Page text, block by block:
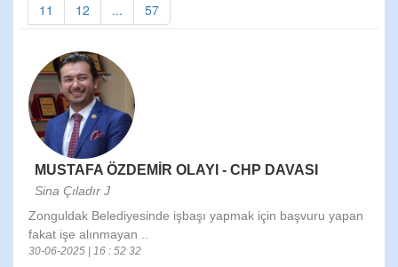
11
12 ... 57
MUSTAFA ÖZDEMİR OLAYI - CHP DAVASI
Sina Çıladır J
Zonguldak Belediyesinde işbaşı yapmak için başvuru yapan
fakat işe alınmayan ..
30-06-2025 | 16 : 52 32